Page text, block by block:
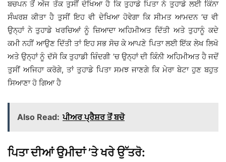
ਬਚਪਨ ਤੋਂ ਅੱਜ ਤੱਕ ਤੁਸੀਂ ਦੇਖਿਆ ਹੈ ਕਿ ਤੁਹਾਡੇ ਪਿਤਾ ਨੇ ਤੁਹਾਡੇ ਲਈ ਕਿੰਨਾ
ਸੰੰਘਰਸ਼ ਕੀਤਾ ਹੈ ਤੁਸੀਂ ਇਹ ਵੀ ਦੇਖਿਆ ਹੋਵੇਗਾ ਕਿ ਸੀਮਤ ਆਮਦਨ ’ਚ ਵੀ
ਉਨ੍ਹਾਂ ਨੇ ਤੁਹਾਡੇ ਖਰਚਿਆਂ ਨੂੰ ਜ਼ਿਆਦਾ ਅਹਿਮੀਅਤ ਦਿੱਤੀ ਅਤੇ ਤੁਹਾਨੂੰ ਕਦੇ
ਕਮੀ ਨਹੀਂ ਆਉਣ ਦਿੱਤੀ ਤਾਂ ਇਹ ਸਭ ਸੋਚ ਕੇ ਆਪਣੇ ਪਿਤਾ ਲਈ ਇੱਕ ਲੇਖ ਲਿਖੋ
ਅਤੇ ਉਨ੍ਹਾਂ ਨੂੰ ਦੱਸੋ ਕਿ ਤੁਹਾਡੀ ਜ਼ਿੰਦਗੀ ’ਚ ਉਨ੍ਹਾਂ ਦੀ ਕਿੰਨੀ ਅਹਿਮੀਅਤ ਹੈ ਜਦੋਂ
ਤੁਸੀਂ ਅਜਿਹਾ ਕਰੋਗੇ, ਤਾਂ ਤੁਹਾਡੇ ਪਿਤਾ ਸਮਝ ਜਾਣਗੇ ਕਿ ਮੇਰਾ ਬੇਟਾ ਹੁਣ ਬਹੁਤ
ਸਿਆਣਾ ਹੋ ਗਿਆ ਹੈ
Also Read: ਪੀਅਰ ਪ੍ਰੈਸ਼ਰ ਤੋਂ ਬਚੋ
ਪਿਤਾ ਦੀਆਂ ਉਮੀਦਾਂ ’ਤੇ ਖਰੇ ਉੱਤਰੋ: